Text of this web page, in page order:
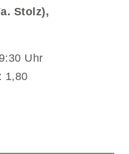
Stolz),
Uhr
1,80